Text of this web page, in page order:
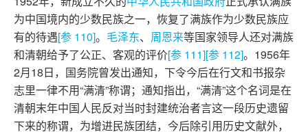
为中国境内的少数民族之一，恢复了满族作为少数民族应
有的待遇[参 110]。 毛泽东、 周恩来等国家领导人还对满族
和清朝给予了公正、客观的评价[参 111][参 112]。1956年
2月18日，国务院曾发出通知，下令今后在行文和书报杂
志里一律不用“满清”称谓；通知指出，“满清”这个名词是在
清朝末年中国人民反对当时封建统治者言这一段历史遗留
下来的称谓，为增进民族团结，今后除引用历史文献外，